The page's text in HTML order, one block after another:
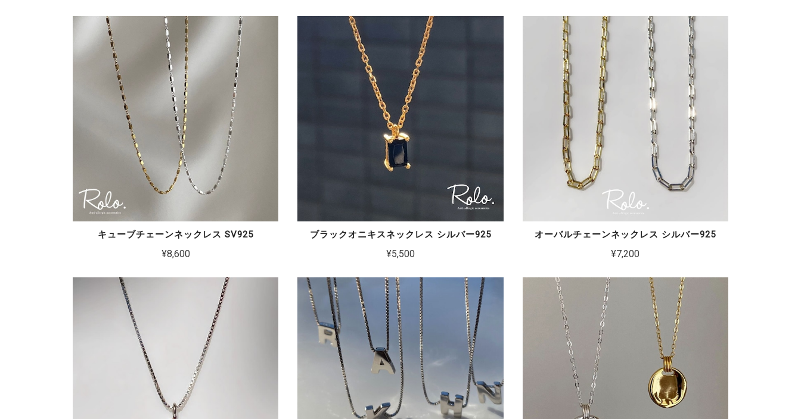
キューブチェーンネックレス SV925
¥8,600
ブラックオニキスネックレス シルバー925
¥5,500
オーバルチェーンネックレス シルバー925
¥7,200